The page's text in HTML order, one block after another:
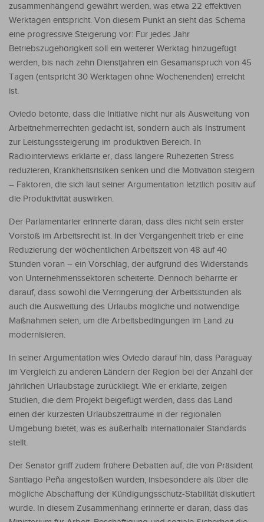
zusammenhängend gewährt werden, was etwa 22 effektiven
Werktagen entspricht. Von diesem Punkt an sieht das Schema
eine progressive Steigerung vor: Für jedes Jahr
Betriebszugehörigkeit soll ein weiterer Werktag hinzugefügt
werden, bis nach zehn Dienstjahren ein Gesamanspruch von 45
Tagen (entspricht 30 Werktagen ohne Wochenenden) erreicht
ist.
Oviedo betonte, dass die Initiative nicht nur als Ausweitung von
Arbeitnehmerrechten gedacht ist, sondern auch als Instrument
zur Leistungssteigerung im produktiven Bereich. In
Radiointerviews erklärte er, dass längere Ruhezeiten Stress
reduzieren, Krankheitsrisiken senken und die Motivation steigern
– Faktoren, die sich laut seiner Argumentation letztlich positiv auf
die Produktivität auswirken.
Der Parlamentarier erinnerte daran, dass dies nicht sein erster
Vorstoß im Arbeitsrecht ist. In der Vergangenheit trieb er eine
Reduzierung der wöchentlichen Arbeitszeit von 48 auf 40
Stunden voran – ein Vorschlag, der aufgrund des Widerstands
von Unternehmenssektoren scheiterte. Dennoch beharrte er
darauf, dass sowohl die Verringerung der Arbeitsstunden als
auch die Ausweitung des Urlaubs mögliche und notwendige
Maßnahmen seien, um die Arbeitsbedingungen im Land zu
modernisieren.
In seiner Argumentation wies Oviedo darauf hin, dass Paraguay
im Vergleich zu anderen Ländern der Region bei der Anzahl der
jährlichen Urlaubstage zurückliegt. Wie er erklärte, zeigen
Studien, die dem Projekt beigefügt werden, dass das Land
einen der kürzesten Urlaubszeiträume in der regionalen
Umgebung bietet, was es außerhalb internationaler Standards
stellt.
Der Senator griff zudem frühere Debatten auf, die von Präsident
Santiago Peña angestoßen wurden, insbesondere als über die
mögliche Abschaffung der Kündigungsschutz-Stabilität diskutiert
wurde. In diesem Zusammenhang erinnerte er daran, dass das